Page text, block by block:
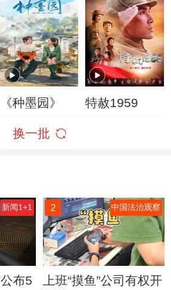
《种墨园》 特赦1959
换一批
新闻1+1
布5
2 中国法治观察
上班“摸鱼”公司有权开